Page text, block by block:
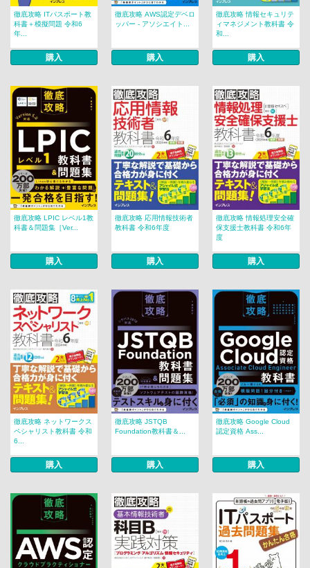
徹底攻略 ITパスポート教
科書＋模擬問題 令和6
年...
購入
徹底攻略 AWS認定デベロ
ッパー - アソシエイト...
購入
徹底攻略 情報セキュリテ
ィマネジメント教科書 令
和...
購入
徹底攻略 LPIC レベル1教
科書＆問題集［Ver...
購入
徹底攻略 応用情報技術者
教科書 令和6年度
購入
徹底攻略 情報処理安全確
保支援士教科書 令和6年
度
購入
徹底攻略 ネットワークス
ペシャリスト教科書 令和
6...
購入
徹底攻略 JSTQB
Foundation教科書＆...
購入
徹底攻略 Google Cloud
認定資格 Ass...
購入